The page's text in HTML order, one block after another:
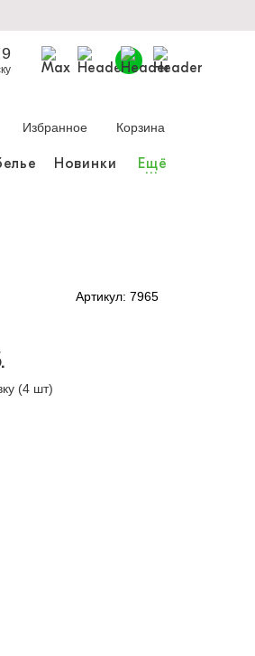
Избранное Корзина
Новинки Ещё
...
Артикул: 7965
(4 шт)